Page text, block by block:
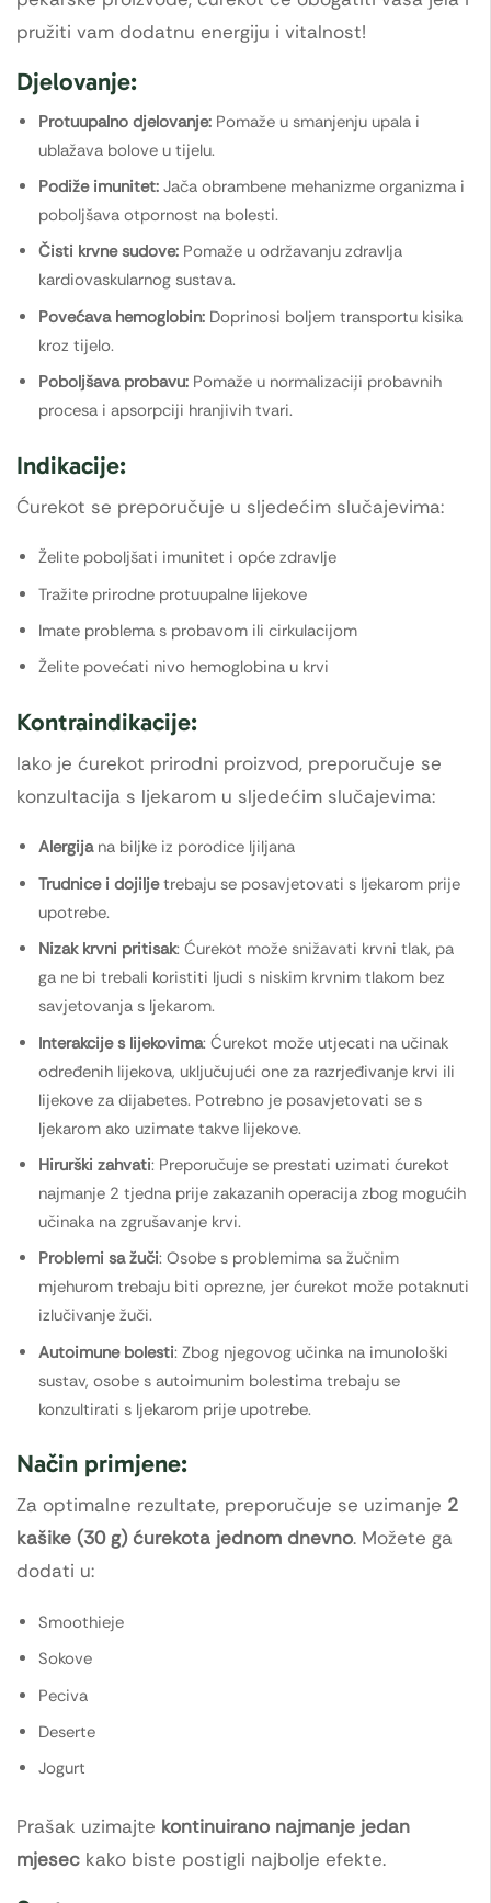
pružiti vam dodatnu energiju i vitalnost!
Djelovanje:
Protuupalno djelovanje: Pomaže u smanjenju upala i
ublažava bolove u tijelu.
Podiže imunitet: Jača obrambene mehanizme organizma i
poboljšava otpornost na bolesti.
Čisti krvne sudove: Pomaže u održavanju zdravlja
kardiovaskularnog sustava.
Povećava hemoglobin: Doprinosi boljem transportu kisika
kroz tijelo.
Poboljšava probavu: Pomaže u normalizaciji probavnih
procesa i apsorpciji hranjivih tvari.
Indikacije:
Ćurekot se preporučuje u sljedećim slučajevima:
Želite poboljšati imunitet i opće zdravlje
Tražite prirodne protuupalne lijekove
Imate problema s probavom ili cirkulacijom
Želite povećati nivo hemoglobina u krvi
Kontraindikacije:
Iako je ćurekot prirodni proizvod, preporučuje se
konzultacija s ljekarom u sljedećim slučajevima:
Alergijana biljke iz porodice ljiljana
Trudnice i dojiljetrebaju se posavjetovati s ljekarom prije
upotrebe.
Nizak krvni pritisak: Ćurekot može snižavati krvni tlak, pa
ga ne bi trebali koristiti ljudi s niskim krvnim tlakom bez
savjetovanja s ljekarom.
Interakcije s lijekovima: Ćurekot može utjecati na učinak
određenih lijekova, uključujući one za razrjeđivanje krvi ili
lijekove za dijabetes. Potrebno je posavjetovati se s
ljekarom ako uzimate takve lijekove.
Hirurški zahvati: Preporučuje se prestati uzimati ćurekot
najmanje 2 tjedna prije zakazanih operacija zbog mogućih
učinaka na zgrušavanje krvi.
Problemi sa žuči: Osobe s problemima sa žučnim
mjehurom trebaju biti oprezne, jer ćurekot može potaknuti
izlučivanje žuči.
Autoimune bolesti: Zbog njegovog učinka na imunološki
sustav, osobe s autoimunim bolestima trebaju se
konzultirati s ljekarom prije upotrebe.
Način primjene:
Za optimalne rezultate, preporučuje se uzimanje 2
kašike (30 g) ćurekota jednom dnevno. Možete ga
dodati u:
Smoothieje
Sokove
Peciva
Deserte
Jogurt
Prašak uzimajte kontinuirano najmanje jedan
mjesec kako biste postigli najbolje efekte.